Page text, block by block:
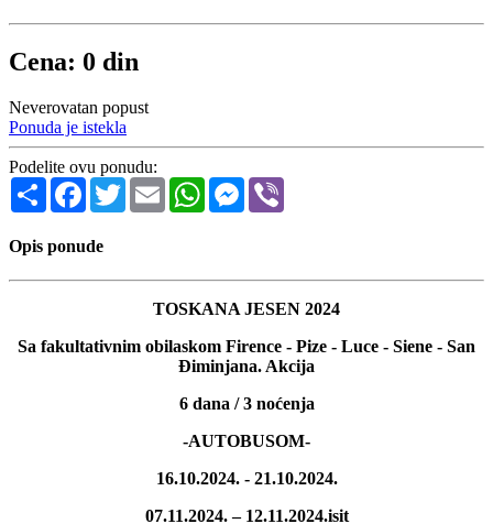
Cena: 0 din
Neverovatan popust
Ponuda je istekla
Podelite ovu ponudu:
Share Facebook
TwitterEmail WhatsAppMessenger
Opis ponude
TOSKANA JESEN 2024
Sa fakultativnim obilaskom Firence - Pize - Luce - Siene - San
Điminjana. Akcija
6 dana / 3 noćenja
-AUTOBUSOM-
16.10.2024. - 21.10.2024.
07.11.2024. – 12.11.2024.isit